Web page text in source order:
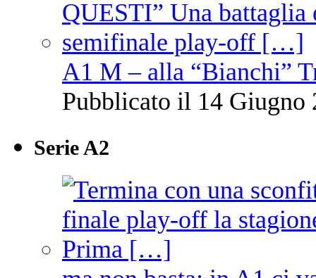
A1 M – alla “Bianchi”
Pubblicato il 14 Giugno
Serie A2